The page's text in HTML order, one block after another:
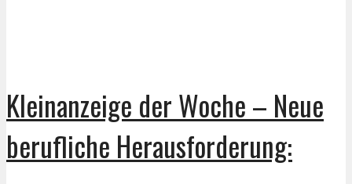
Kleinanzeige der Woche – Neue
berufliche Herausforderung: